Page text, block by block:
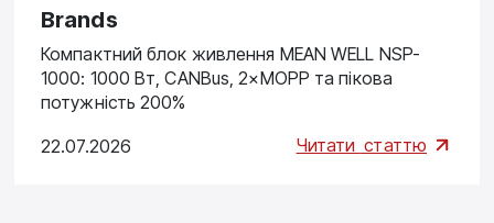
Brands
Компактний блок живлення MEAN WELL NSP-
1000: 1000 Вт, CANBus, 2×MOPP та пікова
потужність 200%
22.07.2026 Читати статтю